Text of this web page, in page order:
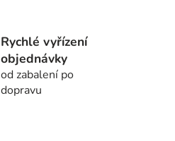
Rychlé vyřízení
objednávky
od zabalení po
dopravu